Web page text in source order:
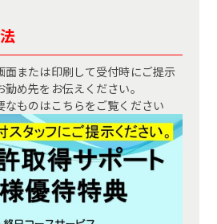
面または印刷して受付時にご提示
め先をお伝えください。
なものはこちらをご覧ください